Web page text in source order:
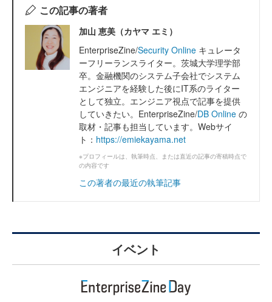
この記事の著者
加山 恵美（カヤマ エミ）
EnterpriseZine/Security Online キュレータ
ーフリーランスライター。茨城大学理学部
卒。金融機関のシステム子会社でシステム
エンジニアを経験した後にIT系のライター
として独立。エンジニア視点で記事を提供
していきたい。EnterpriseZine/DB Online の
取材・記事も担当しています。Webサイ
ト： https://emiekayama.net
※プロフィールは、執筆時点、または直近の記事の寄稿時点で
の内容です
この著者の最近の執筆記事
イベント